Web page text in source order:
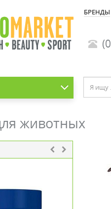
БРЕНДЫ
животных